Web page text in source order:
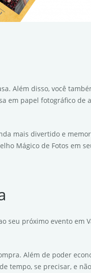
Além disso, você
em papel fotográfico de
mais divertido e
Mágico de Fotos em
seu próximo evento em
Além de poder
tempo, se precisar, e